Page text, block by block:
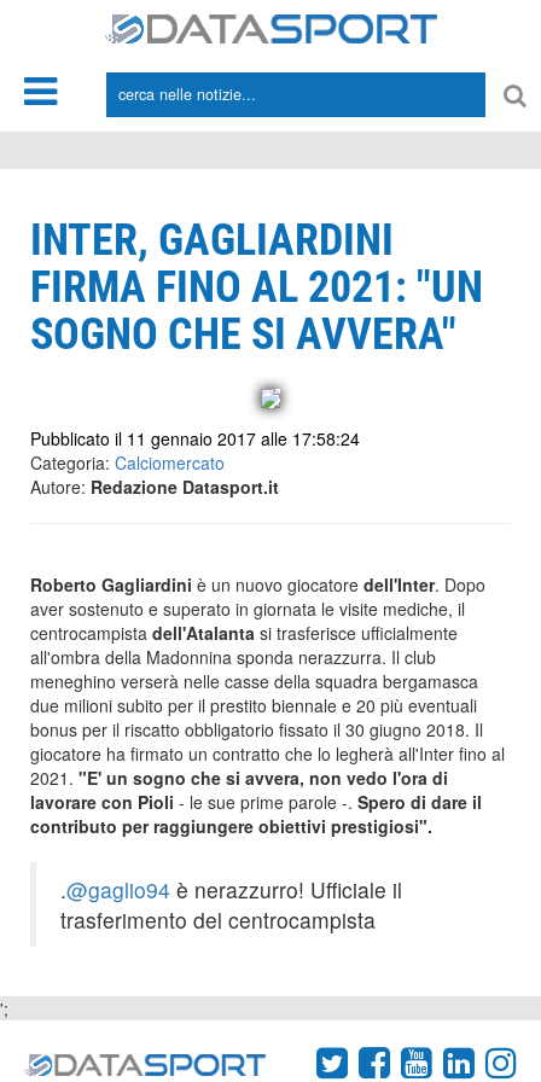
INTER, GAGLIARDINI
FIRMA FINO AL 2021: "UN
SOGNO CHE SI AVVERA"
Pubblicato il 11 gennaio 2017 alle 17:58:24
Categoria: Calciomercato
Autore: Redazione Datasport.it
Roberto Gagliardini è un nuovo giocatore dell'Inter. Dopo
aver sostenuto e superato in giornata le visite mediche, il
centrocampista dell'Atalanta si trasferisce ufficialmente
all'ombra della Madonnina sponda nerazzurra. Il club
meneghino verserà nelle casse della squadra bergamasca
due milioni subito per il prestito biennale e 20 più eventuali
bonus per il riscatto obbligatorio fissato il 30 giugno 2018. Il
giocatore ha firmato un contratto che lo legherà all'Inter fino al
2021. "E' un sogno che si avvera, non vedo l'ora di
lavorare con Pioli - le sue prime parole -. Spero di dare il
contributo per raggiungere obiettivi prestigiosi".
.@gaglio94 è nerazzurro! Ufficiale il
trasferimento del centrocampista
';